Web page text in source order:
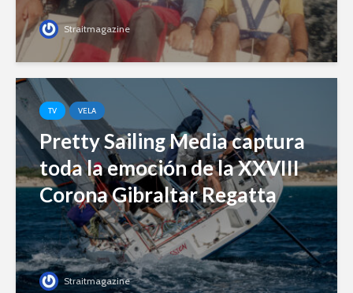
Straitmagazine
TV VELA
Pretty Sailing Media captura
toda la emoción de la XXVIII
Corona Gibraltar Regatta
Straitmagazine